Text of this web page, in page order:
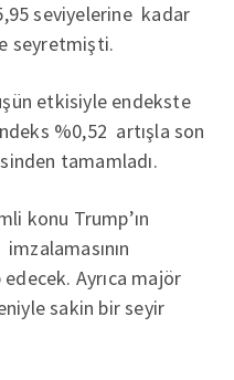
seviyelerine kadar
seyretmişti.
etkisiyle endekste
%0,52 artışla son
tamamladı.
konu Trump’ın
Ayrıca majör
sakin bir seyir